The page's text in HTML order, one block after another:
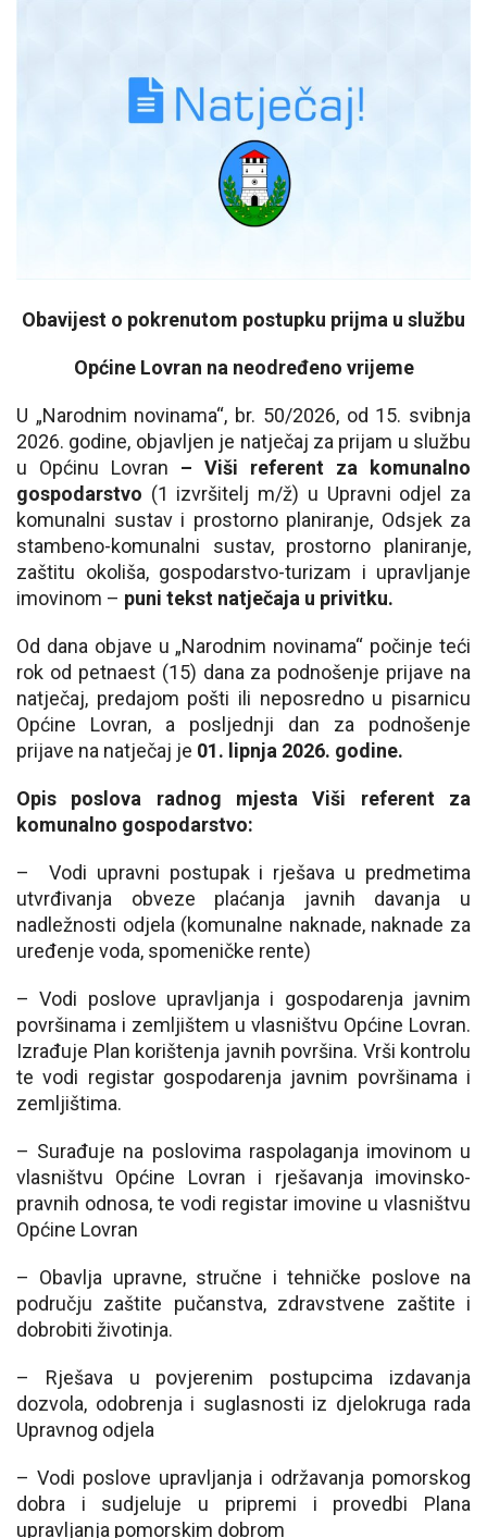
Obavijest o pokrenutom postupku prijma u službu
Općine Lovran na neodređeno vrijeme
U „Narodnim novinama“, br. 50/2026, od 15. svibnja
2026. godine, objavljen je natječaj za prijam u službu
u Općinu Lovran – Viši referent za komunalno
gospodarstvo (1 izvršitelj m/ž) u Upravni odjel za
komunalni sustav i prostorno planiranje, Odsjek za
stambeno-komunalni sustav, prostorno planiranje,
zaštitu okoliša, gospodarstvo-turizam i upravljanje
imovinom – puni tekst natječaja u privitku.
Od dana objave u „Narodnim novinama“ počinje teći
rok od petnaest (15) dana za podnošenje prijave na
natječaj, predajom pošti ili neposredno u pisarnicu
Općine Lovran, a posljednji dan za podnošenje
prijave na natječaj je 01. lipnja 2026. godine.
Opis poslova radnog mjesta Viši referent za
komunalno gospodarstvo:
– Vodi upravni postupak i rješava u predmetima
utvrđivanja obveze plaćanja javnih davanja u
nadležnosti odjela (komunalne naknade, naknade za
uređenje voda, spomeničke rente)
– Vodi poslove upravljanja i gospodarenja javnim
površinama i zemljištem u vlasništvu Općine Lovran.
Izrađuje Plan korištenja javnih površina. Vrši kontrolu
te vodi registar gospodarenja javnim površinama i
zemljištima.
– Surađuje na poslovima raspolaganja imovinom u
vlasništvu Općine Lovran i rješavanja imovinsko-
pravnih odnosa, te vodi registar imovine u vlasništvu
Općine Lovran
– Obavlja upravne, stručne i tehničke poslove na
području zaštite pučanstva, zdravstvene zaštite i
dobrobiti životinja.
– Rješava u povjerenim postupcima izdavanja
dozvola, odobrenja i suglasnosti iz djelokruga rada
Upravnog odjela
– Vodi poslove upravljanja i održavanja pomorskog
dobra i sudjeluje u pripremi i provedbi Plana
upravljanja pomorskim dobrom